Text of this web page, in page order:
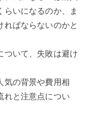
いになるのか、ま
ればならないのかと
ついて、失敗は避け
気の背景や費用相
れと注意点につい